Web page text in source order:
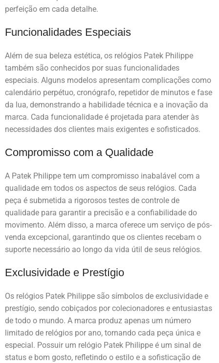
perfeição em cada detalhe.
Funcionalidades Especiais
Além de sua beleza estética, os relógios Patek Philippe
também são conhecidos por suas funcionalidades
especiais. Alguns modelos apresentam complicações como
calendário perpétuo, cronógrafo, repetidor de minutos e fase
da lua, demonstrando a habilidade técnica e a inovação da
marca. Cada funcionalidade é projetada para atender às
necessidades dos clientes mais exigentes e sofisticados.
Compromisso com a Qualidade
A Patek Philippe tem um compromisso inabalável com a
qualidade em todos os aspectos de seus relógios. Cada
peça é submetida a rigorosos testes de controle de
qualidade para garantir a precisão e a confiabilidade do
movimento. Além disso, a marca oferece um serviço de pós-
venda excepcional, garantindo que os clientes recebam o
suporte necessário ao longo da vida útil de seus relógios.
Exclusividade e Prestígio
Os relógios Patek Philippe são símbolos de exclusividade e
prestígio, sendo cobiçados por colecionadores e entusiastas
de todo o mundo. A marca produz apenas um número
limitado de relógios por ano, tornando cada peça única e
especial. Possuir um relógio Patek Philippe é um sinal de
status e bom gosto, refletindo o estilo e a sofisticação de